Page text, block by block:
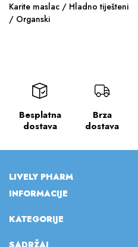
Karite maslac / Hladno tiješteni
/ Organski
Besplatna
dostava
Brza
dostava
LIVELY PHARM
INFORMACIJE
KATEGORIJE
SADRŽAJ